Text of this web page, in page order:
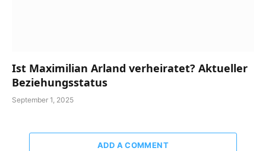
Ist Maximilian Arland verheiratet? Aktueller
Beziehungsstatus
September 1, 2025
ADD A COMMENT